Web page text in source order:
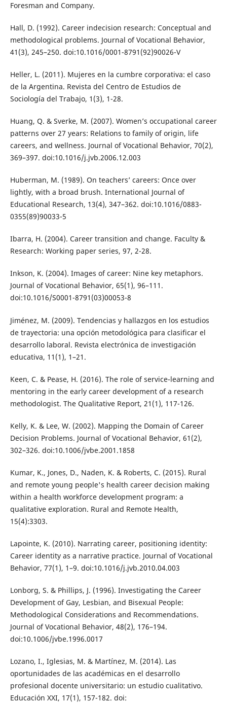
Foresman and Company.
Hall, D. (1992). Career indecision research: Conceptual and
methodological problems. Journal of Vocational Behavior,
41(3), 245–250. doi:10.1016/0001-8791(92)90026-V
Heller, L. (2011). Mujeres en la cumbre corporativa: el caso
de la Argentina. Revista del Centro de Estudios de
Sociología del Trabajo, 1(3), 1-28.
Huang, Q. & Sverke, M. (2007). Women’s occupational career
patterns over 27 years: Relations to family of origin, life
careers, and wellness. Journal of Vocational Behavior, 70(2),
369–397. doi:10.1016/j.jvb.2006.12.003
Huberman, M. (1989). On teachers’ careers: Once over
lightly, with a broad brush. International Journal of
Educational Research, 13(4), 347–362. doi:10.1016/0883-
0355(89)90033-5
Ibarra, H. (2004). Career transition and change. Faculty &
Research: Working paper series, 97, 2-28.
Inkson, K. (2004). Images of career: Nine key metaphors.
Journal of Vocational Behavior, 65(1), 96–111.
doi:10.1016/S0001-8791(03)00053-8
Jiménez, M. (2009). Tendencias y hallazgos en los estudios
de trayectoria: una opción metodológica para clasificar el
desarrollo laboral. Revista electrónica de investigación
educativa, 11(1), 1–21.
Keen, C. & Pease, H. (2016). The role of service-learning and
mentoring in the early career development of a research
methodologist. The Qualitative Report, 21(1), 117-126.
Kelly, K. & Lee, W. (2002). Mapping the Domain of Career
Decision Problems. Journal of Vocational Behavior, 61(2),
302–326. doi:10.1006/jvbe.2001.1858
Kumar, K., Jones, D., Naden, K. & Roberts, C. (2015). Rural
and remote young people's health career decision making
within a health workforce development program: a
qualitative exploration. Rural and Remote Health,
15(4):3303.
Lapointe, K. (2010). Narrating career, positioning identity:
Career identity as a narrative practice. Journal of Vocational
Behavior, 77(1), 1–9. doi:10.1016/j.jvb.2010.04.003
Lonborg, S. & Phillips, J. (1996). Investigating the Career
Development of Gay, Lesbian, and Bisexual People:
Methodological Considerations and Recommendations.
Journal of Vocational Behavior, 48(2), 176–194.
doi:10.1006/jvbe.1996.0017
Lozano, I., Iglesias, M. & Martínez, M. (2014). Las
oportunidades de las académicas en el desarrollo
profesional docente universitario: un estudio cualitativo.
Educación XXI, 17(1), 157-182. doi: